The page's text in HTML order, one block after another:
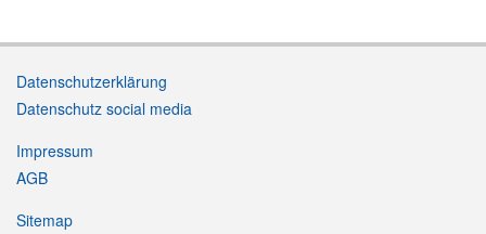
Datenschutzerklärung
Datenschutz social media
Impressum
AGB
Sitemap